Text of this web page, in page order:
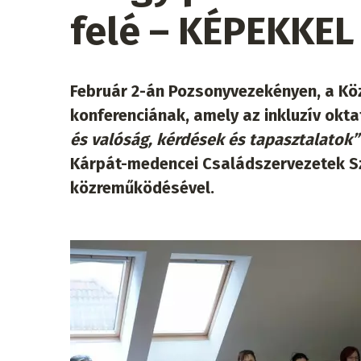
felé – KÉPEKKEL
Február 2-án Pozsonyvezekényen, a
konferenciának, amely az inkluzív
és valóság, kérdések és tapasztalatok”
Kárpát-medencei Családszervezetek
közreműködésével.